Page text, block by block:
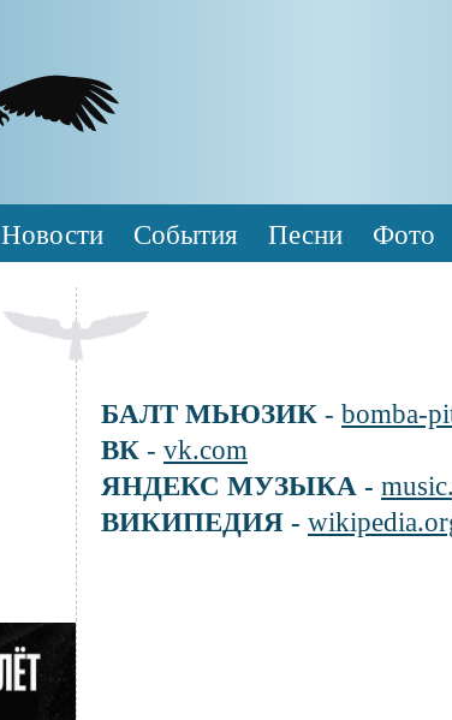
Новости События Песни Фото
БАЛТ МЬЮЗИК - bomba-
ВК - vk.com
ЯНДЕКС МУЗЫКА -
ВИКИПЕДИЯ -